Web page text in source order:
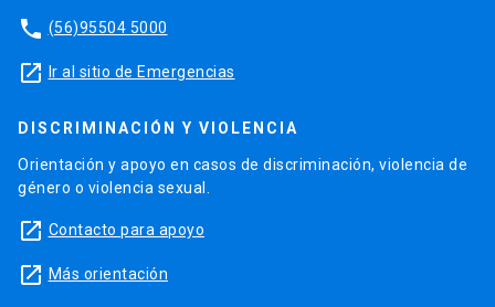
phone (56)95504 5000
launch Ir al sitio de Emergencias
DISCRIMINACIÓN Y VIOLENCIA
Orientación y apoyo en casos de discriminación, violencia de
género o violencia sexual.
launch Contacto para apoyo
launch Más orientación